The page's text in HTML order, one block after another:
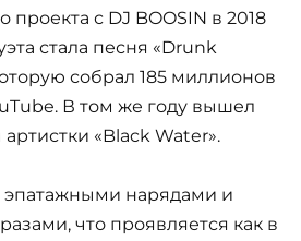
проекта с DJ BOOSIN в 2018
стала песня «Drunk
собрал 185 миллионов
В том же году вышел
«Black Water».
эпатажными нарядами и
что проявляется как в